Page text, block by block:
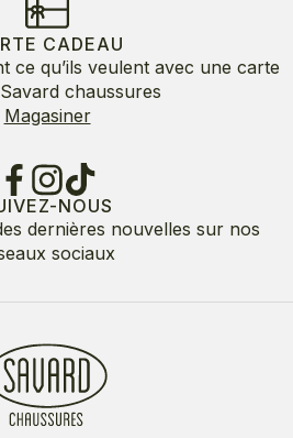
CADEAU
ce qu’ils veulent avec une carte
chaussures
Magasiner
NOUS
dernières nouvelles sur nos
sociaux